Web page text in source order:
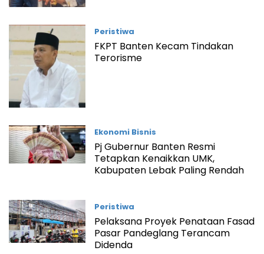
Peristiwa
FKPT Banten Kecam Tindakan
Terorisme
Ekonomi Bisnis
Pj Gubernur Banten Resmi
Tetapkan Kenaikkan UMK,
Kabupaten Lebak Paling Rendah
Peristiwa
Pelaksana Proyek Penataan Fasad
Pasar Pandeglang Terancam
Didenda